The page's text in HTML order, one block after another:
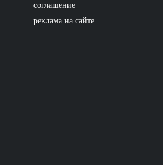
соглашение
реклама на сайте